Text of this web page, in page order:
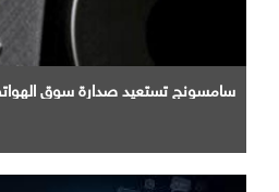
سامسونج تستعيد صدارة سوق